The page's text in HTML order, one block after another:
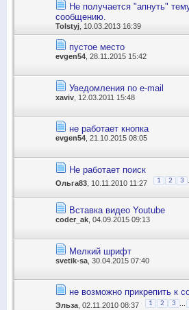
Не получается "апнуть"
сообщению.
Tolstyj , 10.03.2013 16:39
пустое место
evgen54 , 28.11.2015 15:42
Уведомления по e-mail
xaviv , 12.03.2011 15:48
не работает кнопка
evgen54 , 21.10.2015 08:05
Не работает поиск
Ольга83 , 10.11.2010 11:27 1 2 3
Вставка видео Youtube
coder_ak , 04.09.2015 09:13
Мелкий шрифт
svetik-sa , 30.04.2015 07:40
не возможно прикрепить к
Эльза , 02.11.2010 08:37 1 2 3